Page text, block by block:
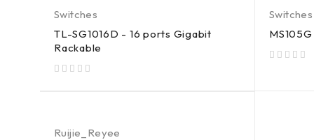
Switches
TL-SG1016D - 16 ports Gigabit
Rackable
Switches
Ruijie_Reyee